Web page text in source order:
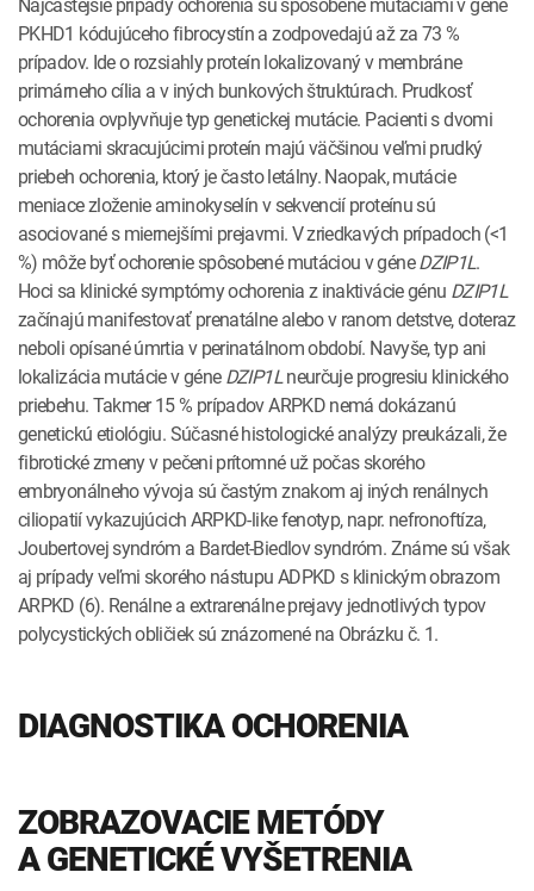
PKHD1 kódujúceho fibrocystín a zodpovedajú až za 73 %
prípadov. Ide o rozsiahly proteín lokalizovaný v membráne
primárneho cília a v iných bunkových štruktúrach. Prudkosť
ochorenia ovplyvňuje typ genetickej mutácie. Pacienti s dvomi
mutáciami skracujúcimi proteín majú väčšinou veľmi prudký
priebeh ochorenia, ktorý je často letálny. Naopak, mutácie
meniace zloženie aminokyselín v sekvencií proteínu sú
asociované s miernejšími prejavmi. V zriedkavých prípadoch (<1
%) môže byť ochorenie spôsobené mutáciou v géneDZIP1L.
Hoci sa klinické symptómy ochorenia z inaktivácie génu DZIP1L
začínajú manifestovať prenatálne alebo v ranom detstve, doteraz
neboli opísané úmrtia v perinatálnom období. Navyše, typ ani
lokalizácia mutácie v géneDZIP1Lneurčuje progresiu klinického
priebehu. Takmer 15 % prípadov ARPKD nemá dokázanú
genetickú etiológiu. Súčasné histologické analýzy preukázali, že
fibrotické zmeny v pečeni prítomné už počas skorého
embryonálneho vývoja sú častým znakom aj iných renálnych
ciliopatií vykazujúcich ARPKD-like fenotyp, napr. nefronoftíza,
Joubertovej syndróm a Bardet-Biedlov syndróm. Známe sú však
aj prípady veľmi skorého nástupu ADPKD s klinickým obrazom
ARPKD (6). Renálne a extrarenálne prejavy jednotlivých typov
polycystických obličiek sú znázornené na Obrázku č. 1.
DIAGNOSTIKA OCHORENIA
ZOBRAZOVACIE METÓDY
A GENETICKÉ VYŠETRENIA